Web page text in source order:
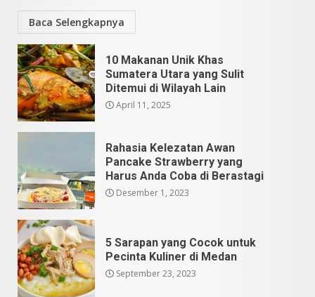
Baca Selengkapnya
10 Makanan Unik Khas
Sumatera Utara yang Sulit
Ditemui di Wilayah Lain
April 11, 2025
Rahasia Kelezatan Awan
Pancake Strawberry yang
Harus Anda Coba di Berastagi
Desember 1, 2023
5 Sarapan yang Cocok untuk
Pecinta Kuliner di Medan
September 23, 2023